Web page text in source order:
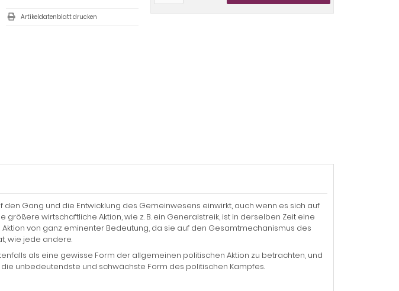
Artikeldatenblatt drucken
den Gang und die Entwicklung des Gemeinwesens einwirkt, auch wenn es sich auf
wirtschaftliche Aktion, wie z. B. ein Generalstreik, ist in derselben Zeit eine
von ganz eminenter Bedeutung, da sie auf den Gesamtmechanismus des
wie jede andere.
als eine gewisse Form der allgemeinen politischen Aktion zu betrachten, und
unbedeutendste und schwächste Form des politischen Kampfes.